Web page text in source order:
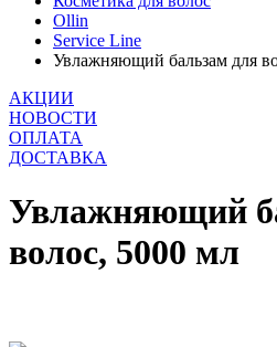
Ollin
Service Line
Увлажняющий бальзам для
АКЦИИ
НОВОСТИ
ОПЛАТА
ДОСТАВКА
Увлажняющий
волос, 5000 мл